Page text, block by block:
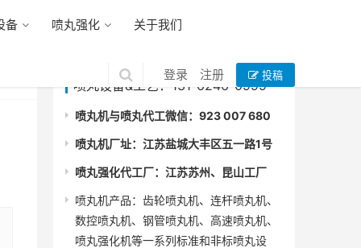
备 喷丸强化 关于我们
登录 注册 投稿
喷丸设备&工艺：131-6246-0999
喷丸机与喷丸代工微信：923 007 680
喷丸机厂址：江苏盐城大丰区五一路1号
喷丸强化代工厂：江苏苏州、昆山工厂
喷丸机产品：齿轮喷丸机、连杆喷丸机、
数控喷丸机、钢管喷丸机、高速喷丸机、
喷丸强化机等一系列标准和非标喷丸设